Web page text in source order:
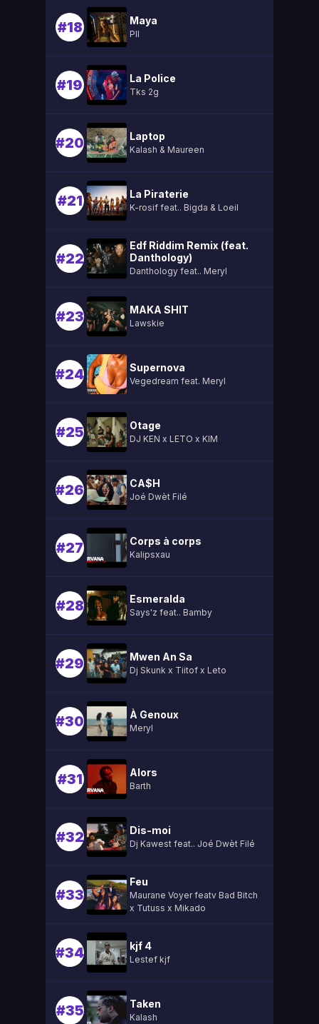
#18 Maya
Pll
#19 La Police
Tks 2g
#20 Laptop
Kalash & Maureen
#21 La Piraterie
K-rosif feat.. Bigda & Loeil
#22
Edf Riddim Remix (feat.
Danthology)
Danthology feat.. Meryl
#23 MAKA SHIT
Lawskie
#24 Supernova
Vegedream feat. Meryl
#25 Otage
DJ KEN x LETO x KIM
#26 CA$H
Joé Dwèt Filé
#27 Corps à corps
Kalipsxau
#28 Esmeralda
Says'z feat.. Bamby
#29 Mwen An Sa
Dj Skunk x Tiitof x Leto
#30 À Genoux
Meryl
#31 Alors
Barth
#32 Dis-moi
Dj Kawest feat.. Joé Dwèt Filé
#33
Feu
Maurane Voyer featv Bad Bitch
x Tutuss x Mikado
#34 kjf 4
Lestef kjf
#35 Taken
Kalash